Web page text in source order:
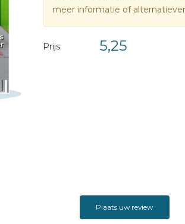
meer informatie of
Prijs: 5,25
Plaats uw review